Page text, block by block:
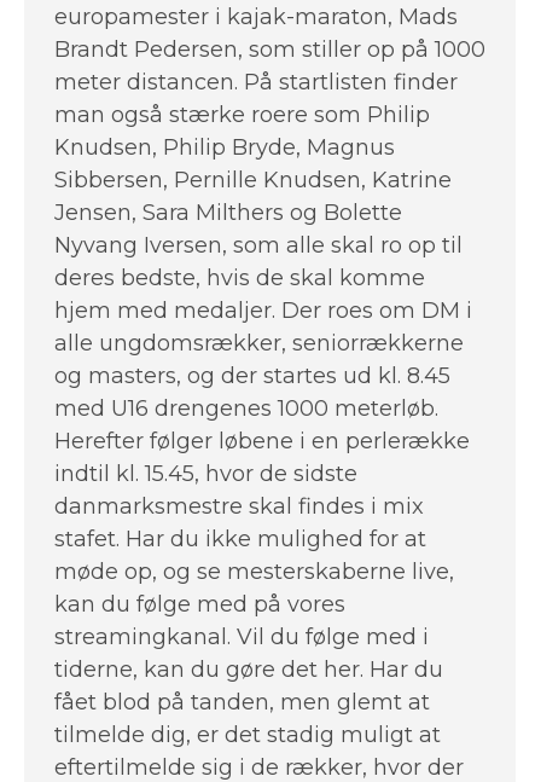
europamester i kajak-maraton, Mads
Brandt Pedersen, som stiller op på 1000
meter distancen. På startlisten finder
man også stærke roere som Philip
Knudsen, Philip Bryde, Magnus
Sibbersen, Pernille Knudsen, Katrine
Jensen, Sara Milthers og Bolette
Nyvang Iversen, som alle skal ro op til
deres bedste, hvis de skal komme
hjem med medaljer. Der roes om DM i
alle ungdomsrækker, seniorrækkerne
og masters, og der startes ud kl. 8.45
med U16 drengenes 1000 meterløb.
Herefter følger løbene i en perlerække
indtil kl. 15.45, hvor de sidste
danmarksmestre skal findes i mix
stafet. Har du ikke mulighed for at
møde op, og se mesterskaberne live,
kan du følge med på vores
streamingkanal. Vil du følge med i
tiderne, kan du gøre det her. Har du
fået blod på tanden, men glemt at
tilmelde dig, er det stadig muligt at
eftertilmelde sig i de rækker, hvor der